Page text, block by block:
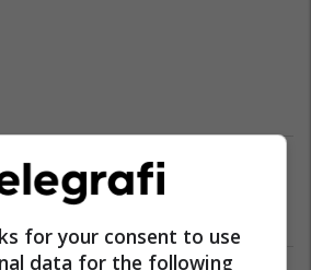
Utd 1-0 West Ham, notat e
for your consent to use
data for the following